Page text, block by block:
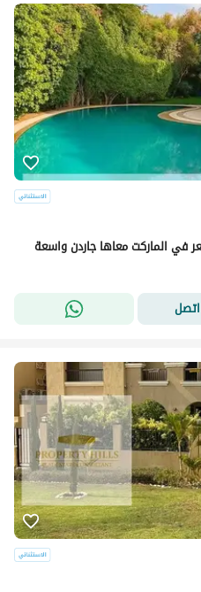
في الماركت معاها جاردن واسعة
اتصل